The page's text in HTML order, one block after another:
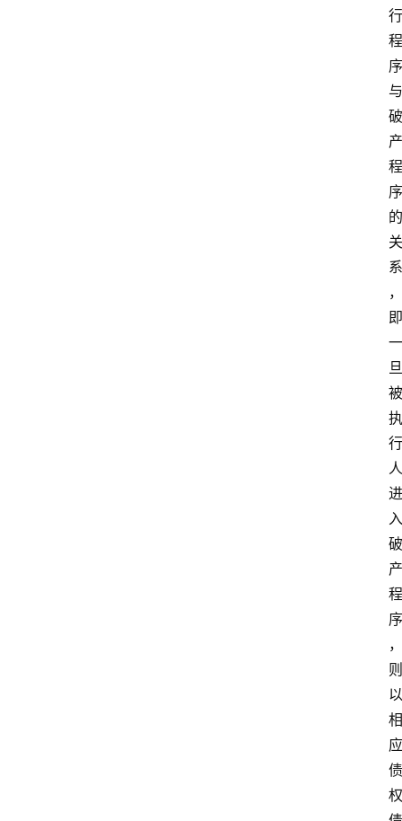
行
程
序
与
破
产
程
序
的
关
系
，
即
一
旦
被
执
行
人
进
入
破
产
程
序
，
则
以
相
应
债
权